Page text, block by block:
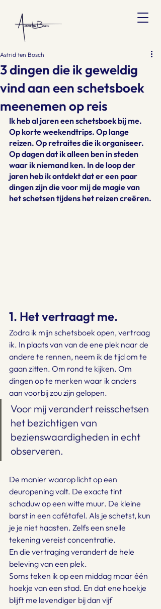
3 dingen die ik geweldig
vind aan een schetsboek
meenemen op reis
Astrid ten Bosch
Ik heb al jaren een schetsboek bij me.
Op korte weekendtrips. Op lange
reizen. Op retraites die ik organiseer.
Op dagen dat ik alleen ben in steden
waar ik niemand ken. In de loop der
jaren heb ik ontdekt dat er een paar
dingen zijn die voor mij de magie van
het schetsen tijdens het reizen creëren.
1. Het vertraagt me.
Zodra ik mijn schetsboek open, vertraag
ik. In plaats van van de ene plek naar de
andere te rennen, neem ik de tijd om te
gaan zitten. Om rond te kijken. Om
dingen op te merken waar ik anders
aan voorbij zou zijn gelopen.
Voor mij verandert reisschetsen
het bezichtigen van
bezienswaardigheden in echt
observeren.
De manier waarop licht op een
deuropening valt. De exacte tint
schaduw op een witte muur. De kleine
barst in een cafétafel. Als je schetst, kun
je je niet haasten. Zelfs een snelle
tekening vereist concentratie.
En die vertraging verandert de hele
beleving van een plek.
Soms teken ik op een middag maar één
hoekje van een stad. En dat ene hoekje
blijft me levendiger bij dan vijf